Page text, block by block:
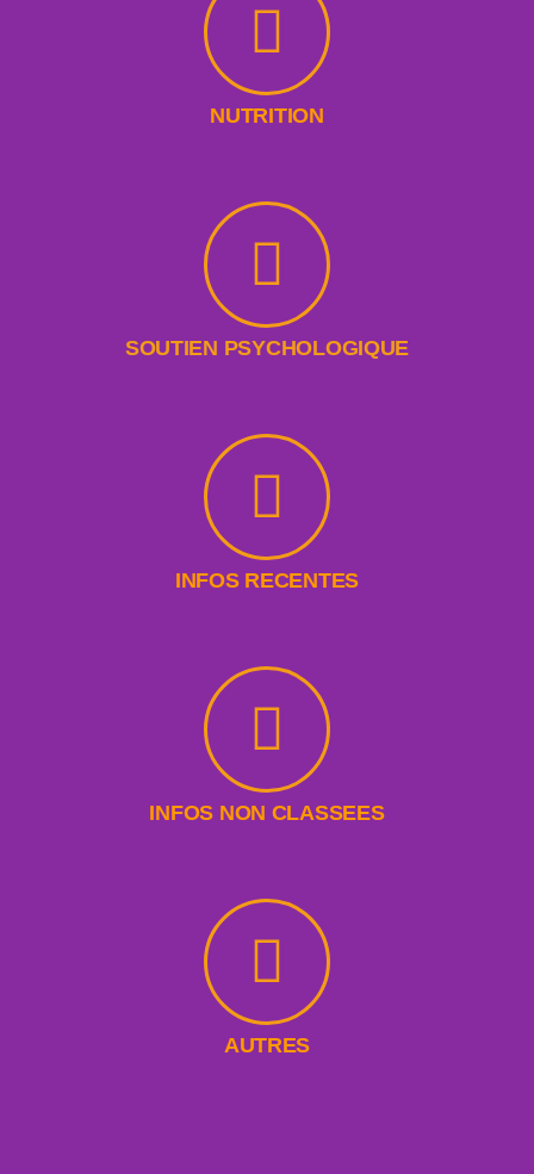
NUTRITION
SOUTIEN PSYCHOLOGIQUE
INFOS RECENTES
INFOS NON CLASSEES
AUTRES